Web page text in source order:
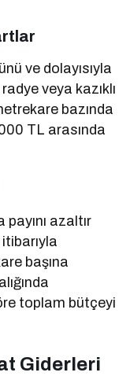
ve dolayısıyla
veya kazıklı
bazında
TL arasında
azaltır
başına
toplam bütçeyi
Giderleri